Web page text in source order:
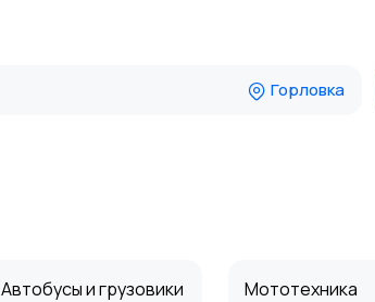
Горловка
Автобусы и грузовики Мототехника